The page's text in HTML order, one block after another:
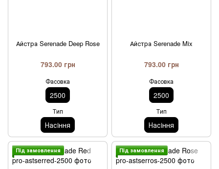
Айстра Serenade Deep Rose
793.00 грн
Фасовка
2500
Тип
Насiння
Айстра Serenade Mix
793.00 грн
Фасовка
2500
Тип
Насiння
Пiд замовлення Пiд замовлення